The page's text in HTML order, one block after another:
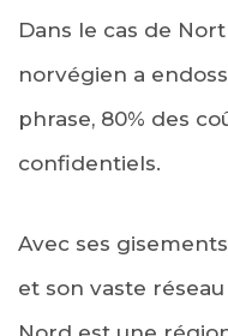
Dans le cas de
norvégien a
phrase, 80% des
confidentiels.
Avec ses
et son vaste